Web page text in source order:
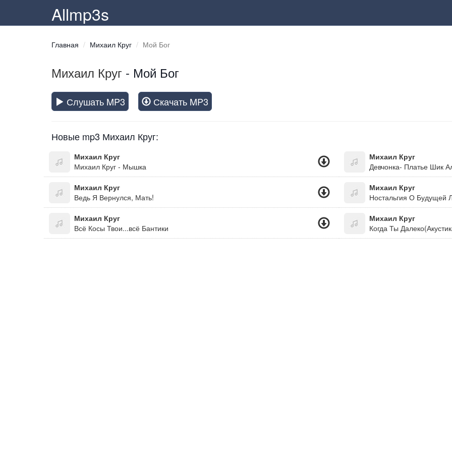
Allmp3s
Главная Михаил Круг Мой Бог
Михаил Круг - Мой Бог
Слушать MP3 Скачать MP3
Новые mp3 Михаил Круг:
Михаил Круг
Михаил Круг - Мышка
Михаил Круг
Девчонка- Платье Шик
Михаил Круг
Ведь Я Вернулся, Мать!
Михаил Круг
Ностальгия О Будущей
Михаил Круг
Всё Косы Твои...всё Бантики
Михаил Круг
Когда Ты